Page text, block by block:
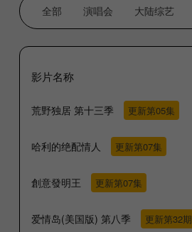
全部 演唱会 大陆综艺
影片名称
荒野独居 第十三季 更新第05集
哈利的绝配情人 更新第07集
創意發明王 更新第07集
爱情岛(美国版) 第八季 更新第32期